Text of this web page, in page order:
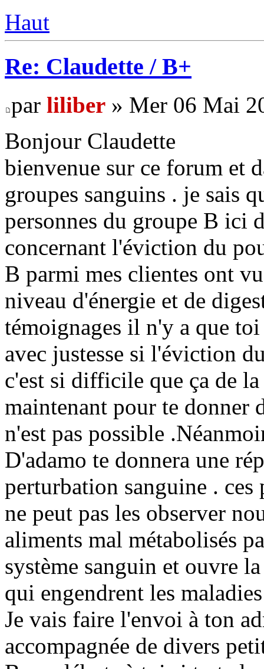
Haut
Re: Claudette / B+
par liliber » Mer 06 Mai
Bonjour Claudette
bienvenue sur ce forum et
groupes sanguins . je sais
personnes du groupe B ici
concernant l'éviction du
B parmi mes clientes ont
niveau d'énergie et de
témoignages il n'y a que
avec justesse si l'éviction
c'est si difficile que ça de
maintenant pour te donner
n'est pas possible
D'adamo te donnera une
perturbation sanguine .
ne peut pas les observer
aliments mal métabolisés
système sanguin et ouvre
qui engendrent les
Je vais faire l'envoi à ton
accompagnée de divers